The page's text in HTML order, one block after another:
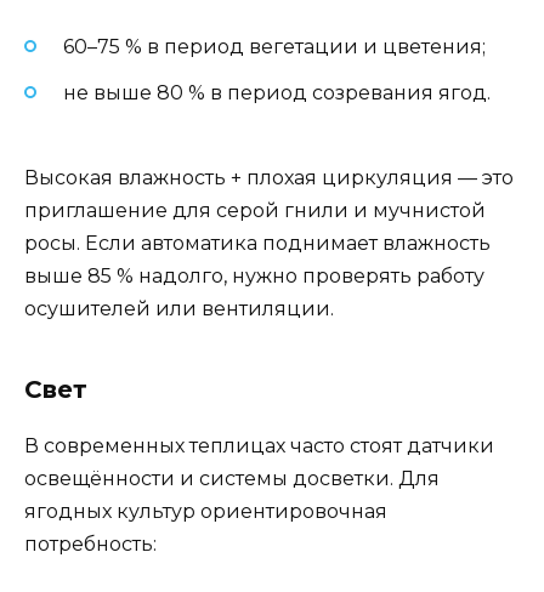
60–75 % в период вегетации и цветения;
не выше 80 % в период созревания ягод.
Высокая влажность + плохая циркуляция — это
приглашение для серой гнили и мучнистой
росы. Если автоматика поднимает влажность
выше 85 % надолго, нужно проверять работу
осушителей или вентиляции.
Свет
В современных теплицах часто стоят датчики
освещённости и системы досветки. Для
ягодных культур ориентировочная
потребность: